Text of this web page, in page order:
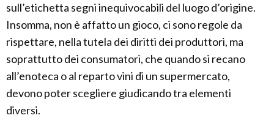
sull’etichetta segni inequivocabili del luogo d’origine.
Insomma, non è affatto un gioco, ci sono regole da
rispettare, nella tutela dei diritti dei produttori, ma
soprattutto dei consumatori, che quando si recano
all’enoteca o al reparto vini di un supermercato,
devono poter scegliere giudicando tra elementi
diversi.